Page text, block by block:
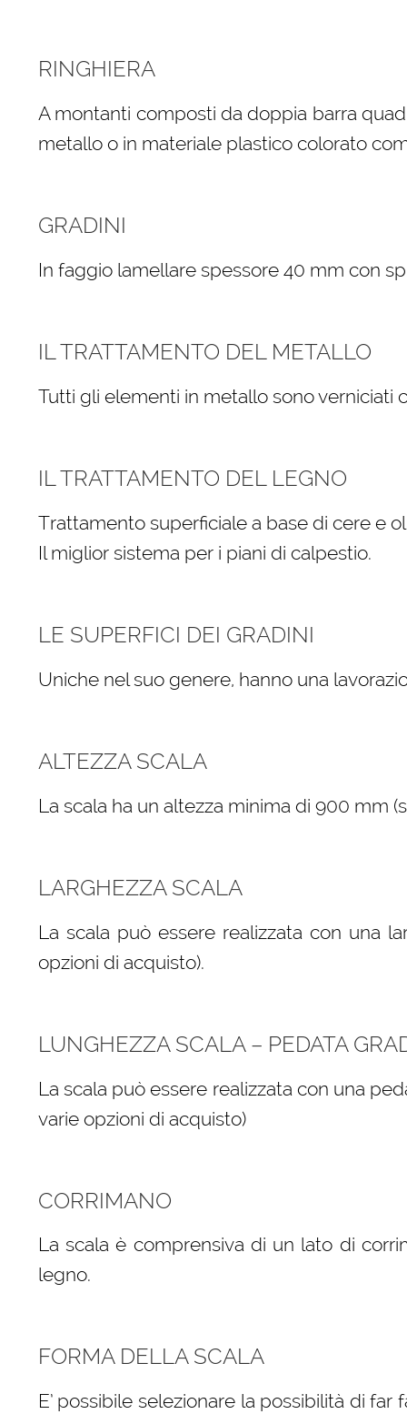
RINGHIERA
A montanti composti da doppia barra
metallo o in materiale plastico colorato
GRADINI
In faggio lamellare spessore 40 mm con
IL TRATTAMENTO DEL METALLO
Tutti gli elementi in metallo sono verniciati
IL TRATTAMENTO DEL LEGNO
Trattamento superficiale a base di cere e
Il miglior sistema per i piani di calpestio.
LE SUPERFICI DEI GRADINI
Uniche nel suo genere, hanno una
ALTEZZA SCALA
La scala ha un altezza minima di 900 mm
LARGHEZZA SCALA
La scala può essere realizzata con una
opzioni di acquisto).
LUNGHEZZA SCALA – PEDATA
La scala può essere realizzata con una
varie opzioni di acquisto)
CORRIMANO
La scala è comprensiva di un lato di
legno.
FORMA DELLA SCALA
E’ possibile selezionare la possibilità di